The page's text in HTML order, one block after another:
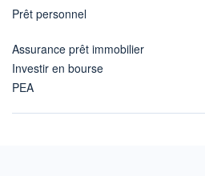
Prêt personnel
Assurance prêt immobilier
Investir en bourse
PEA